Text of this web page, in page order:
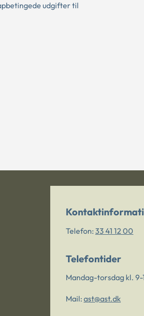
udgifter til
Telefon: 33 41 12 00
Telefontider
Mandag-torsdag kl. 9-
Mail: ast@ast.dk